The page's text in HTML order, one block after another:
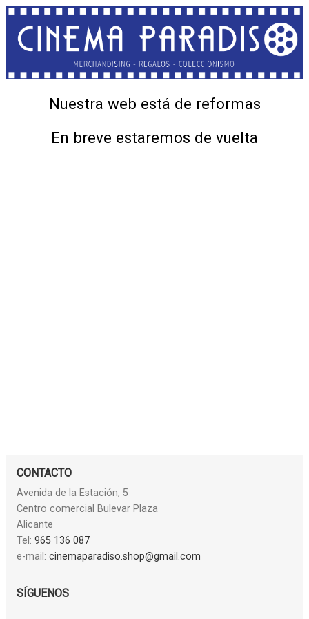
Nuestra web está de reformas
En breve estaremos de vuelta
CONTACTO
Avenida de la Estación, 5
Centro comercial Bulevar Plaza
Alicante
Tel: 965 136 087
e-mail: cinemaparadiso.shop@gmail.com
SÍGUENOS